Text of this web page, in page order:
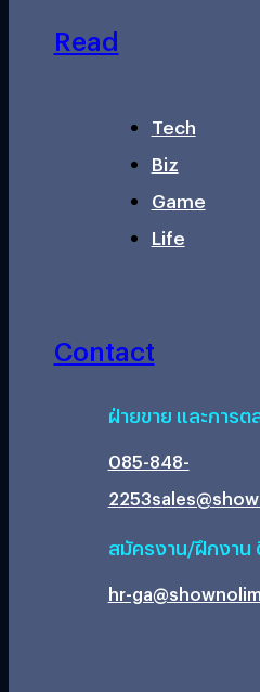
Read
Tech
Biz
Game
Life
Contact
ฝ่ายขาย และการต
085-848-
2253
สมัครงาน/ฝึกงาน
hr-